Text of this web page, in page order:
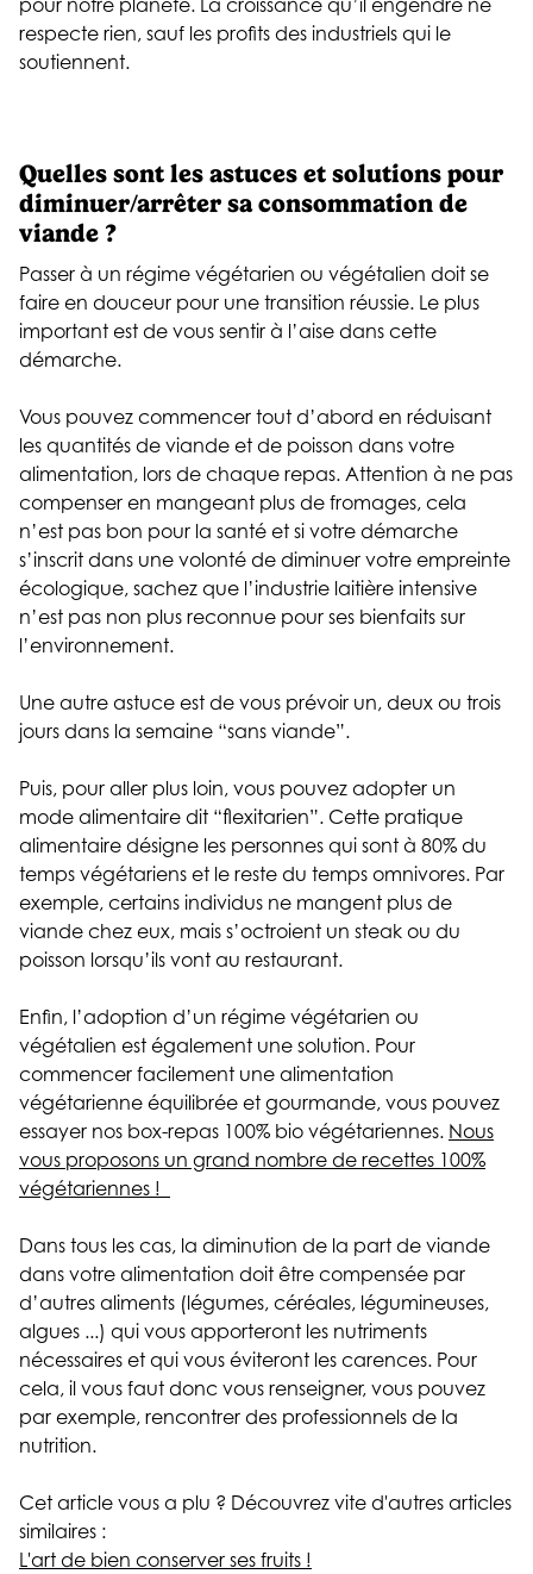
respecte rien, sauf les profits des industriels qui le
soutiennent.
Quelles sont les astuces et solutions pour
diminuer/arrêter sa consommation de
viande ?
Passer à un régime végétarien ou végétalien doit se
faire en douceur pour une transition réussie. Le plus
important est de vous sentir à l’aise dans cette
démarche.
Vous pouvez commencer tout d’abord en réduisant
les quantités de viande et de poisson dans votre
alimentation, lors de chaque repas. Attention à ne pas
compenser en mangeant plus de fromages, cela
n’est pas bon pour la santé et si votre démarche
s’inscrit dans une volonté de diminuer votre empreinte
écologique, sachez que l’industrie laitière intensive
n’est pas non plus reconnue pour ses bienfaits sur
l’environnement.
Une autre astuce est de vous prévoir un, deux ou trois
jours dans la semaine “sans viande”.
Puis, pour aller plus loin, vous pouvez adopter un
mode alimentaire dit “flexitarien”. Cette pratique
alimentaire désigne les personnes qui sont à 80% du
temps végétariens et le reste du temps omnivores. Par
exemple, certains individus ne mangent plus de
viande chez eux, mais s’octroient un steak ou du
poisson lorsqu’ils vont au restaurant.
Enfin, l’adoption d’un régime végétarien ou
végétalien est également une solution. Pour
commencer facilement une alimentation
végétarienne équilibrée et gourmande, vous pouvez
essayer nos box-repas 100% bio végétariennes. Nous
vous proposons un grand nombre de recettes 100%
végétariennes !
Dans tous les cas, la diminution de la part de viande
dans votre alimentation doit être compensée par
d’autres aliments (légumes, céréales, légumineuses,
algues ...) qui vous apporteront les nutriments
nécessaires et qui vous éviteront les carences. Pour
cela, il vous faut donc vous renseigner, vous pouvez
par exemple, rencontrer des professionnels de la
nutrition.
Cet article vous a plu ? Découvrez vite d'autres articles
similaires :
L'art de bien conserver ses fruits !